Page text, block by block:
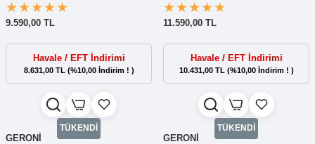
9.590,00 TL
Havale / EFT İndirimi
8.631,00 TL (%10,00 İndirim ! )
11.590,00 TL
Havale / EFT İndirimi
10.431,00 TL (%10,00 İndirim ! )
TÜKENDİ
GERONİ
TÜKENDİ
GERONİ